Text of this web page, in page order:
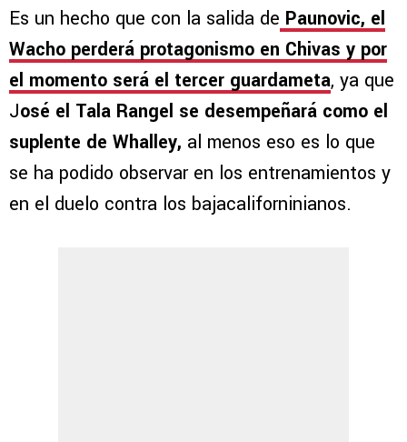
Es un hecho que con la salida de Paunovic, el
Wacho perderá protagonismo en Chivas y por
el momento será el tercer guardameta, ya que
José el Tala Rangel se desempeñará como el
suplente de Whalley, al menos eso es lo que
se ha podido observar en los entrenamientos y
en el duelo contra los bajacaliforninianos.